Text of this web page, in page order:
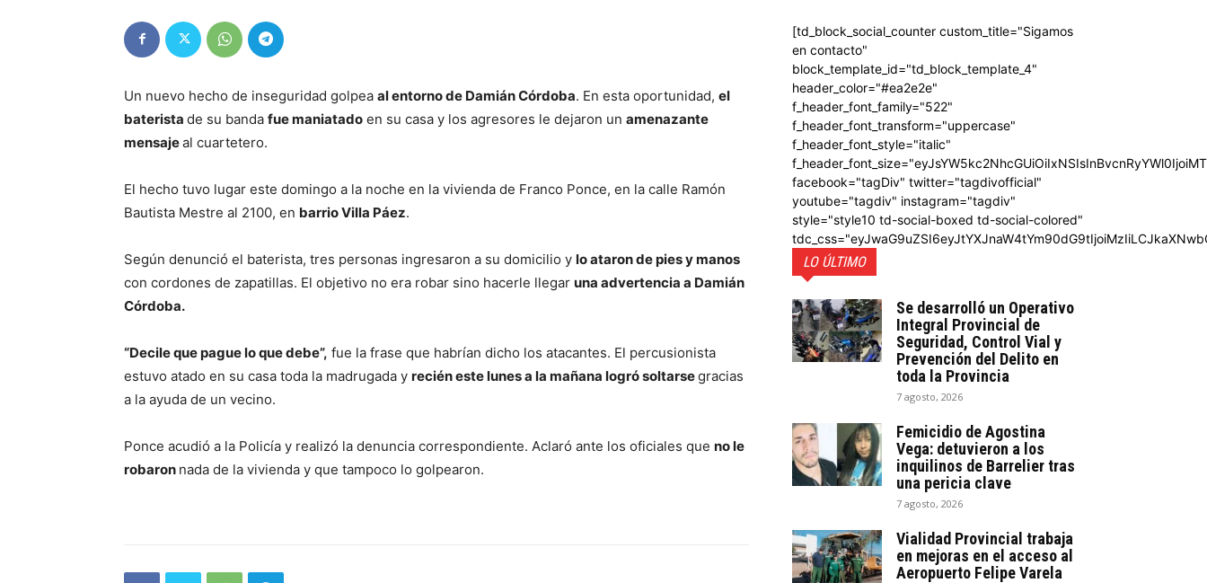
Un nuevo hecho de inseguridad golpea al entorno de Damián Córdoba. En esta oportunidad, el
baterista de su banda fue maniatado en su casa y los agresores le dejaron un amenazante
mensajeal cuartetero.
El hecho tuvo lugar este domingo a la noche en la vivienda de Franco Ponce, en la calle Ramón
Bautista Mestre al 2100, en barrio Villa Páez.
Según denunció el baterista, tres personas ingresaron a su domicilio y lo ataron de pies y manos
con cordones de zapatillas. El objetivo no era robar sino hacerle llegar una advertencia a Damián
Córdoba.
“Decile que pague lo que debe”, fue la frase que habrían dicho los atacantes. El percusionista
estuvo atado en su casa toda la madrugada y recién este lunes a la mañana logró soltarsegracias
a la ayuda de un vecino.
Ponce acudió a la Policía y realizó la denuncia correspondiente. Aclaró ante los oficiales que no le
robaron nada de la vivienda y que tampoco lo golpearon.
[td_block_social_counter custom_title="Sigamos
en contacto"
block_template_id="td_block_template_4"
header_color="#ea2e2e"
f_header_font_family="522"
f_header_font_transform="uppercase"
f_header_font_style="italic"
facebook="tagDiv" twitter="tagdivofficial"
youtube="tagdiv" instagram="tagdiv"
style="style10 td-social-boxed td-social-colored"
LO ÚLTIMO
Se desarrolló un Operativo
Integral Provincial de
Seguridad, Control Vial y
Prevención del Delito en
toda la Provincia
7 agosto, 2026
Femicidio de Agostina
Vega: detuvieron a los
inquilinos de Barrelier tras
una pericia clave
7 agosto, 2026
Vialidad Provincial trabaja
en mejoras en el acceso al
Aeropuerto Felipe Varela